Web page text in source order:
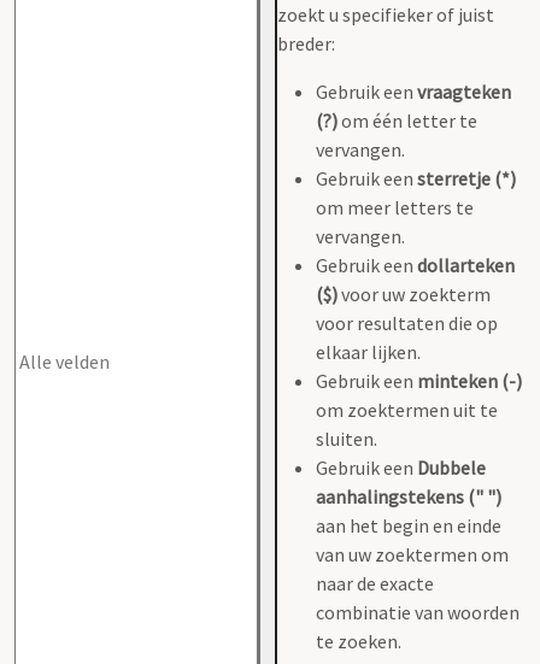
zoekt u specifieker of juist
breder:
Gebruik een vraagteken
(?)om één letter te
vervangen.
Gebruik een sterretje (*)
om meer letters te
vervangen.
Gebruik een dollarteken
($)voor uw zoekterm
voor resultaten die op
elkaar lijken.
Gebruik een minteken (-)
om zoektermen uit te
sluiten.
Gebruik een Dubbele
aanhalingstekens (" ")
aan het begin en einde
van uw zoektermen om
naar de exacte
combinatie van woorden
te zoeken.